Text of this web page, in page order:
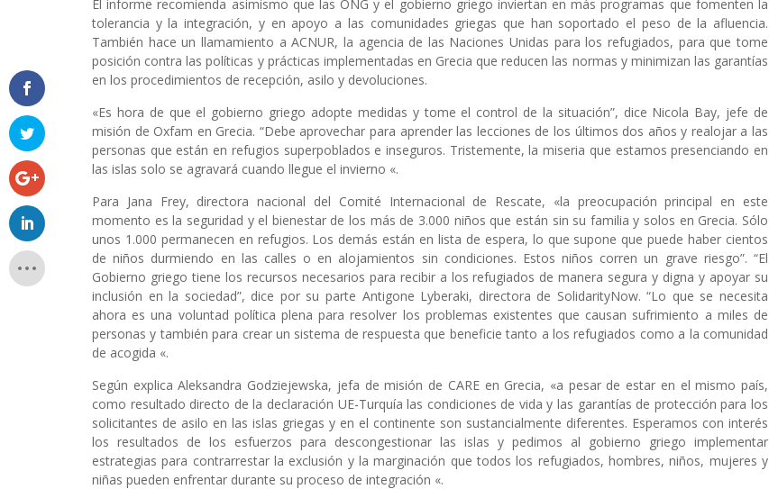
El informe recomienda asimismo que las ONG y el gobierno griego inviertan en más programas que fomenten la
tolerancia y la integración, y en apoyo a las comunidades griegas que han soportado el peso de la afluencia.
También hace un llamamiento a ACNUR, la agencia de las Naciones Unidas para los refugiados, para que tome
posición contra las políticas y prácticas implementadas en Grecia que reducen las normas y minimizan las garantías
en los procedimientos de recepción, asilo y devoluciones.
«Es hora de que el gobierno griego adopte medidas y tome el control de la situación”, dice Nicola Bay, jefe de
misión de Oxfam en Grecia. “Debe aprovechar para aprender las lecciones de los últimos dos años y realojar a las
personas que están en refugios superpoblados e inseguros. Tristemente, la miseria que estamos presenciando en
las islas solo se agravará cuando llegue el invierno «.
Para Jana Frey, directora nacional del Comité Internacional de Rescate, «la preocupación principal en este
momento es la seguridad y el bienestar de los más de 3.000 niños que están sin su familia y solos en Grecia. Sólo
unos 1.000 permanecen en refugios. Los demás están en lista de espera, lo que supone que puede haber cientos
de niños durmiendo en las calles o en alojamientos sin condiciones. Estos niños corren un grave riesgo”. “El
Gobierno griego tiene los recursos necesarios para recibir a los refugiados de manera segura y digna y apoyar su
inclusión en la sociedad”, dice por su parte Antigone Lyberaki, directora de SolidarityNow. “Lo que se necesita
ahora es una voluntad política plena para resolver los problemas existentes que causan sufrimiento a miles de
personas y también para crear un sistema de respuesta que beneficie tanto a los refugiados como a la comunidad
de acogida «.
Según explica Aleksandra Godziejewska, jefa de misión de CARE en Grecia, «a pesar de estar en el mismo país,
como resultado directo de la declaración UE-Turquía las condiciones de vida y las garantías de protección para los
solicitantes de asilo en las islas griegas y en el continente son sustancialmente diferentes. Esperamos con interés
los resultados de los esfuerzos para descongestionar las islas y pedimos al gobierno griego implementar
estrategias para contrarrestar la exclusión y la marginación que todos los refugiados, hombres, niños, mujeres y
niñas pueden enfrentar durante su proceso de integración «.